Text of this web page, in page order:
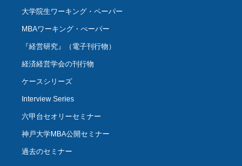
大学院生ワーキング・ペーパー
MBAワーキング・ぺーパー
『経営研究』（電子刊行物）
経済経営学会の刊行物
ケースシリーズ
Interview Series
六甲台セオリーセミナー
神戸大学MBA公開セミナー
過去のセミナー